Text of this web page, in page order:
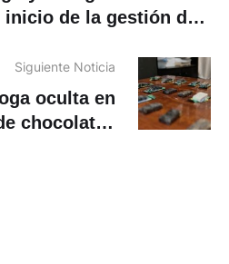
inicio de la gestión de
Siguiente Noticia
oculta en
chocolates